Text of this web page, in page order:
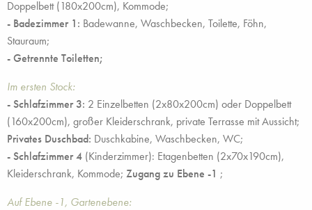
Doppelbett (180x200cm), Kommode;
- Badezimmer 1: Badewanne, Waschbecken, Toilette, Föhn,
Stauraum;
- Getrennte Toiletten;
Im ersten Stock:
- Schlafzimmer 3: 2 Einzelbetten (2x80x200cm) oder Doppelbett
(160x200cm), großer Kleiderschrank, private Terrasse mit Aussicht;
Privates Duschbad: Duschkabine, Waschbecken, WC;
- Schlafzimmer 4 (Kinderzimmer): Etagenbetten (2x70x190cm),
Kleiderschrank, Kommode; Zugang zu Ebene -1 ;
Auf Ebene -1, Gartenebene: